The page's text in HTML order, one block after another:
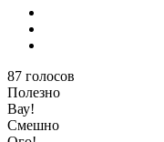
87 голосов
Полезно
Вау!
Смешно